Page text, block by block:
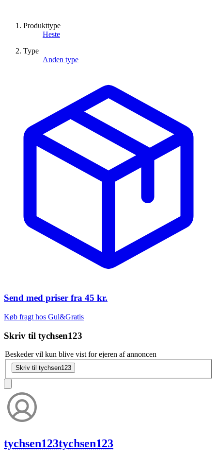
Produkttype
Heste
Type
Anden type
Send med priser fra 45 kr.
Køb fragt hos Gul&Gratis
Skriv til tychsen123
Beskeder vil kun blive vist for ejeren af annoncen
Skriv til tychsen123
tychsen123tychsen123